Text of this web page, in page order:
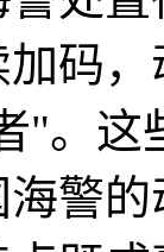
码
"。这
警